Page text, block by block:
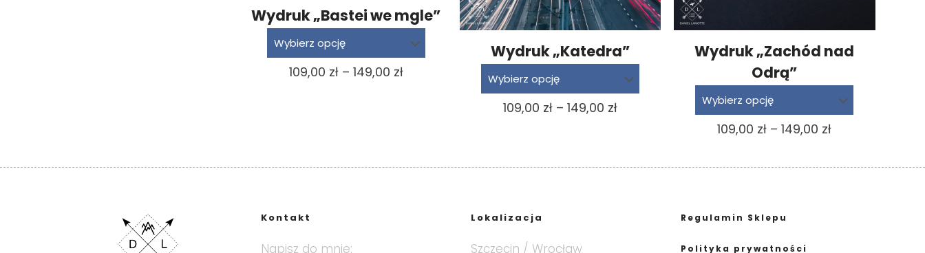
Wydruk „Bastei we mgle”
109,00 zł – 149,00 złZakres
149,00 zł
Wydruk „Katedra”
109,00 zł – 149,00 złZakres
109,00 zł
Wydruk „Zachód nad
Odrą”
109,00 zł – 149,00 złZakres
od
Kontakt
Napisz do mnie:
Lokalizacja
Szczecin / Wrocław
Regulamin Sklepu
Polityka prywatności